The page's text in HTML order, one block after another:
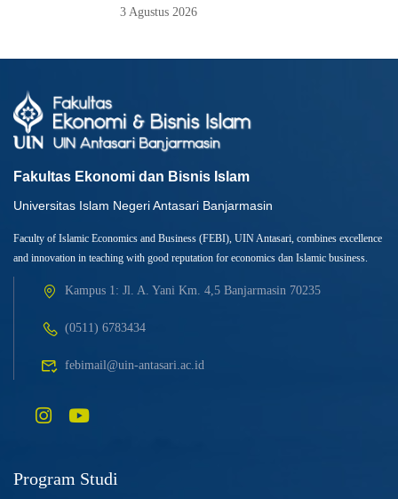
3 Agustus 2026
Fakultas Ekonomi dan Bisnis Islam
Universitas Islam Negeri Antasari Banjarmasin
Faculty of Islamic Economics and Business (FEBI), UIN Antasari, combines excellence
and innovation in teaching with good reputation for economics dan Islamic business.
Kampus 1: Jl. A. Yani Km. 4,5 Banjarmasin 70235
(0511) 6783434
febimail@uin-antasari.ac.id
Program Studi